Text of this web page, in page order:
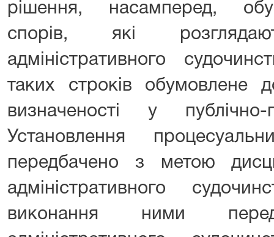
рішення, насамперед,
спорів, які
адміністративного
таких строків обумовлене
визначеності у публічно-
Установлення
передбачено з метою
адміністративного
виконання ними